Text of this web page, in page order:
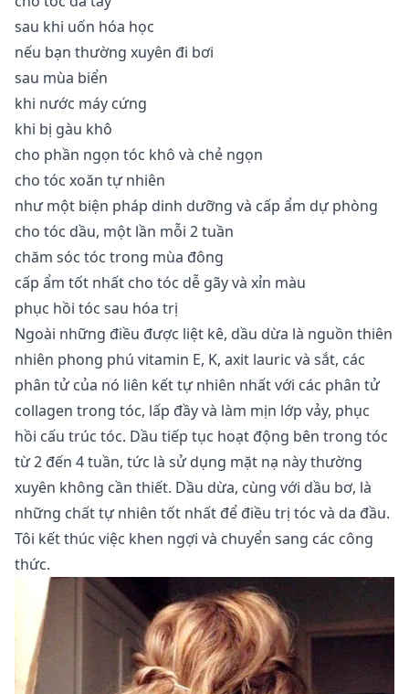
sau khi uốn hóa học
nếu bạn thường xuyên đi bơi
sau mùa biển
khi nước máy cứng
khi bị gàu khô
cho phần ngọn tóc khô và chẻ ngọn
cho tóc xoăn tự nhiên
như một biện pháp dinh dưỡng và cấp ẩm dự phòng
cho tóc dầu, một lần mỗi 2 tuần
chăm sóc tóc trong mùa đông
cấp ẩm tốt nhất cho tóc dễ gãy và xỉn màu
phục hồi tóc sau hóa trị
Ngoài những điều được liệt kê, dầu dừa là nguồn thiên
nhiên phong phú vitamin E, K, axit lauric và sắt, các
phân tử của nó liên kết tự nhiên nhất với các phân tử
collagen trong tóc, lấp đầy và làm mịn lớp vảy, phục
hồi cấu trúc tóc. Dầu tiếp tục hoạt động bên trong tóc
từ 2 đến 4 tuần, tức là sử dụng mặt nạ này thường
xuyên không cần thiết. Dầu dừa, cùng với dầu bơ, là
những chất tự nhiên tốt nhất để điều trị tóc và da đầu.
Tôi kết thúc việc khen ngợi và chuyển sang các công
thức.